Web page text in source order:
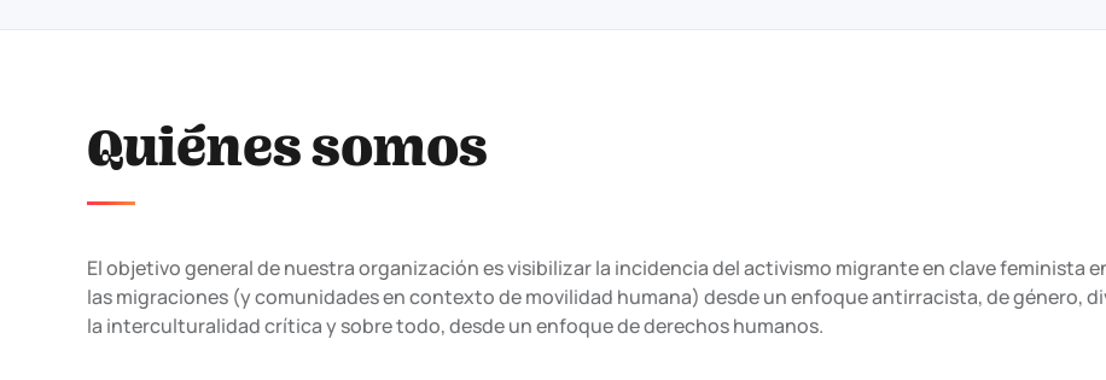
Quiénes somos
El objetivo general de nuestra organización es visibilizar la incidencia del activismo migrante en clave feminista
las migraciones (y comunidades en contexto de movilidad humana) desde un enfoque antirracista, de género,
la interculturalidad crítica y sobre todo, desde un enfoque de derechos humanos.